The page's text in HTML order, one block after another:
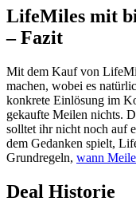
LifeMiles mit
– Fazit
Mit dem Kauf von
machen, wobei es
konkrete Einlösung im
gekaufte Meilen nichts.
solltet ihr nicht noch auf
dem Gedanken spielt,
Grundregeln, wann
Deal Historie